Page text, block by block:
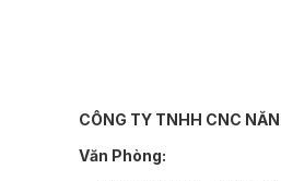
CÔNG TY TNHH CNC
Văn Phòng: